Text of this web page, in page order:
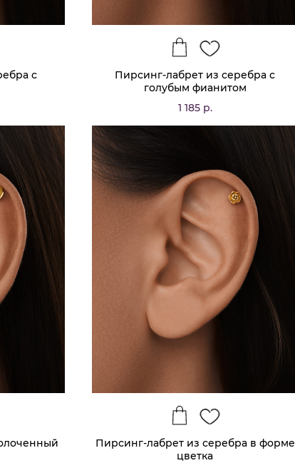
с
Пирсинг-лабрет из серебра с
голубым фианитом
1 185 р.
Пирсинг-лабрет из серебра в форме
цветка